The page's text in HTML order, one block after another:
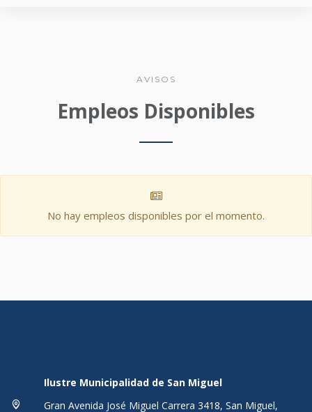
AVISOS
Empleos Disponibles
No hay empleos disponibles por el momento.
Ilustre Municipalidad de San Miguel
Gran Avenida José Miguel Carrera 3418, San Miguel,